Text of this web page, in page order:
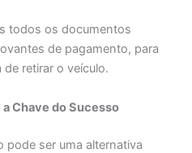
todos os documentos
de pagamento, para
retirar o veículo.
Chave do Sucesso
pode ser uma alternativa